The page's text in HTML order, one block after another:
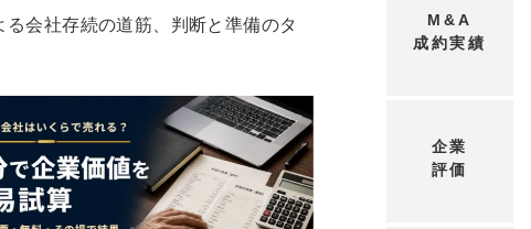
M&A
成約実績
企業
評価
会社存続の道筋、判断と準備のタ